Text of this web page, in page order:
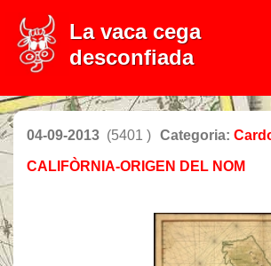
La vaca cega
desconfiada
04-09-2013 (5401 ) Categoria:
CALIFÒRNIA-ORIGEN DEL NOM